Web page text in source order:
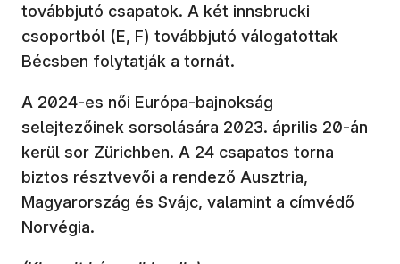
továbbjutó csapatok. A két innsbrucki
csoportból (E, F) továbbjutó válogatottak
Bécsben folytatják a tornát.
A 2024-es női Európa-bajnokság
selejtezőinek sorsolására 2023. április 20-án
kerül sor Zürichben. A 24 csapatos torna
biztos résztvevői a rendező Ausztria,
Magyarország és Svájc, valamint a címvédő
Norvégia.